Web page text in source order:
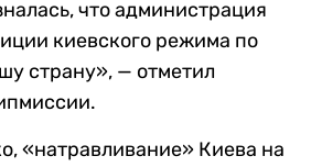
что администрация
киевского режима по
страну», — отметил
«натравливание» Киева на